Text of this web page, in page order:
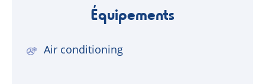
Équipements
Air conditioning